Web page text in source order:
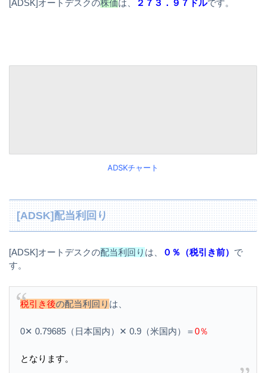
[ADSK]オートデスクの株価は、 ２７３．９７ドルです。
ADSKチャート
[ADSK]配当利回り
[ADSK]オートデスクの配当利回り は、 ０％（税引き前） で
す。
税引き後の配当利回り は、
0✕ 0.79685（日本国内）✕ 0.9（米国内）＝0％
となります。